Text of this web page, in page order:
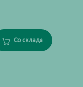
Со склада